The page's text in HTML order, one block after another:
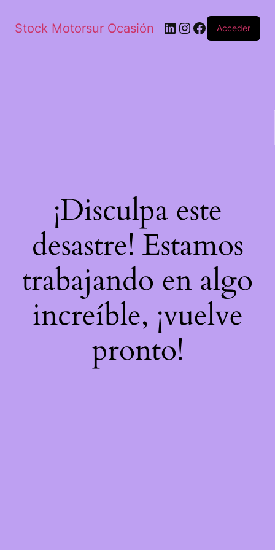
Stock Motorsur Ocasión Acceder
¡Disculpa este
desastre! Estamos
trabajando en algo
increíble, ¡vuelve
pronto!